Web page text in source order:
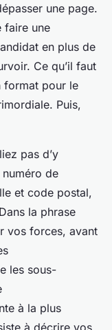
une page.
faire une
en plus de
Ce qu’il faut
format pour le
Puis,
pas d’y
de
et code postal,
la phrase
vos forces, avant
les sous-
à la plus
à décrire vos